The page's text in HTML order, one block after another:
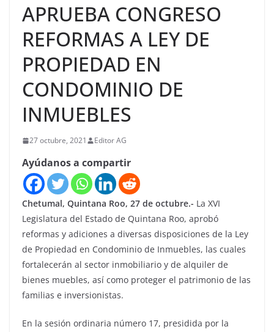
APRUEBA CONGRESO
REFORMAS A LEY DE
PROPIEDAD EN
CONDOMINIO DE
INMUEBLES
27 octubre, 2021 Editor AG
Ayúdanos a compartir
Chetumal, Quintana Roo, 27 de octubre.- La XVI
Legislatura del Estado de Quintana Roo, aprobó
reformas y adiciones a diversas disposiciones de la Ley
de Propiedad en Condominio de Inmuebles, las cuales
fortalecerán al sector inmobiliario y de alquiler de
bienes muebles, así como proteger el patrimonio de las
familias e inversionistas.
En la sesión ordinaria número 17, presidida por la